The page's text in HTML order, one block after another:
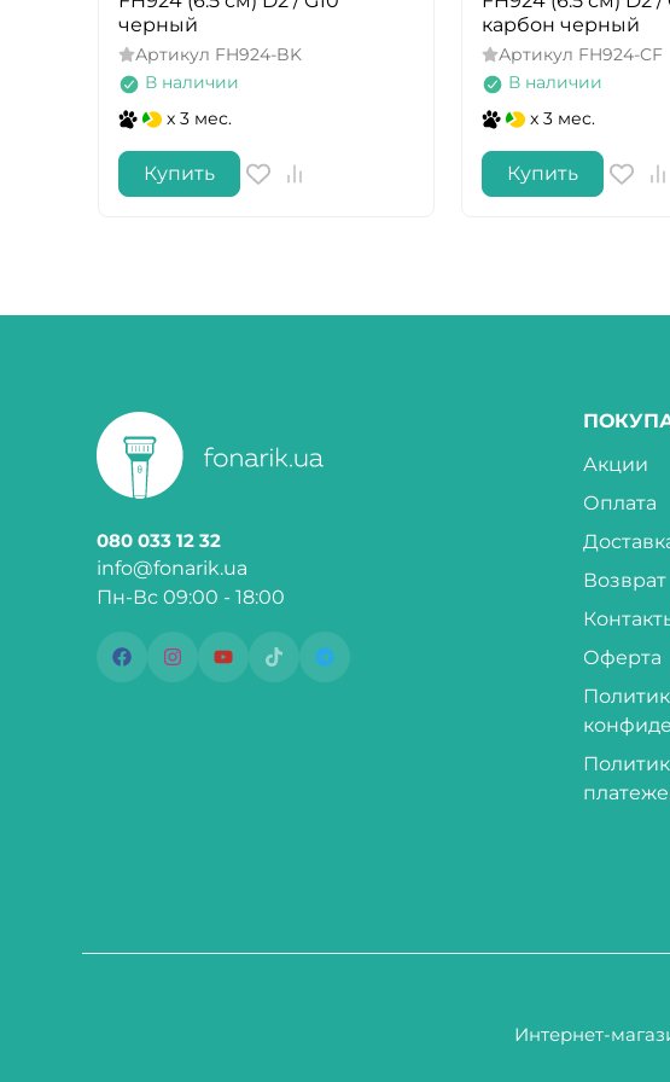
черный
Артикул FH924-BK
В наличии
x 3 мес.
Купить
карбон черный
Артикул FH924-CF
В наличии
x 3 мес.
Купить
080 033 12 32
info@fonarik.ua
Пн-Вс 09:00 - 18:00
Акции
Оплата
Возврат
Оферта
Интернет-